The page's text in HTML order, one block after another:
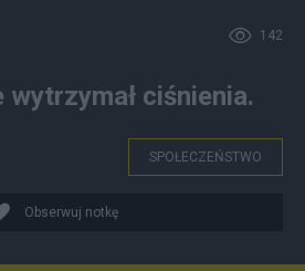
142
ciśnienia.
SPOŁECZEŃSTWO
Obserwuj notkę